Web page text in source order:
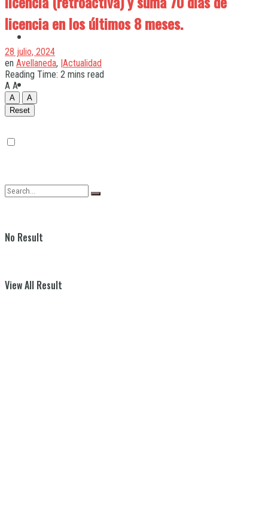
No Result
View All Result
licencia en los últimos 8 meses.
28 julio, 2024
en Avellaneda, |Actualidad
Reading Time: 2 mins read
A A
A
A
Reset